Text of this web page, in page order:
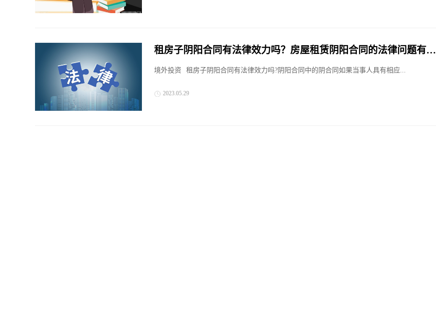
租房子阴阳合同有法律效力吗？房屋租赁阴阳合同的法律问题有哪
些？
境外投资 租房子阴阳合同有法律效力吗?阴阳合同中的阴合同如果当事人具有相应...
2023.05.29